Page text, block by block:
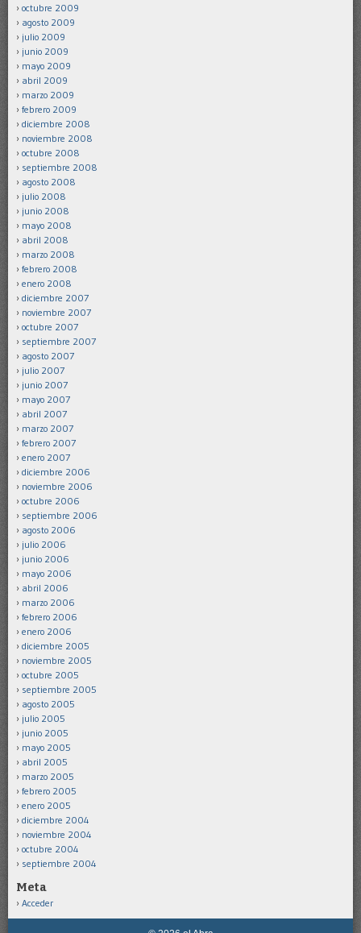
octubre 2009
agosto 2009
julio 2009
junio 2009
mayo 2009
abril 2009
marzo 2009
febrero 2009
diciembre 2008
noviembre 2008
octubre 2008
septiembre 2008
agosto 2008
julio 2008
junio 2008
mayo 2008
abril 2008
marzo 2008
febrero 2008
enero 2008
diciembre 2007
noviembre 2007
octubre 2007
septiembre 2007
agosto 2007
julio 2007
junio 2007
mayo 2007
abril 2007
marzo 2007
febrero 2007
enero 2007
diciembre 2006
noviembre 2006
octubre 2006
septiembre 2006
agosto 2006
julio 2006
junio 2006
mayo 2006
abril 2006
marzo 2006
febrero 2006
enero 2006
diciembre 2005
noviembre 2005
octubre 2005
septiembre 2005
agosto 2005
julio 2005
junio 2005
mayo 2005
abril 2005
marzo 2005
febrero 2005
enero 2005
diciembre 2004
noviembre 2004
octubre 2004
septiembre 2004
Meta
Acceder